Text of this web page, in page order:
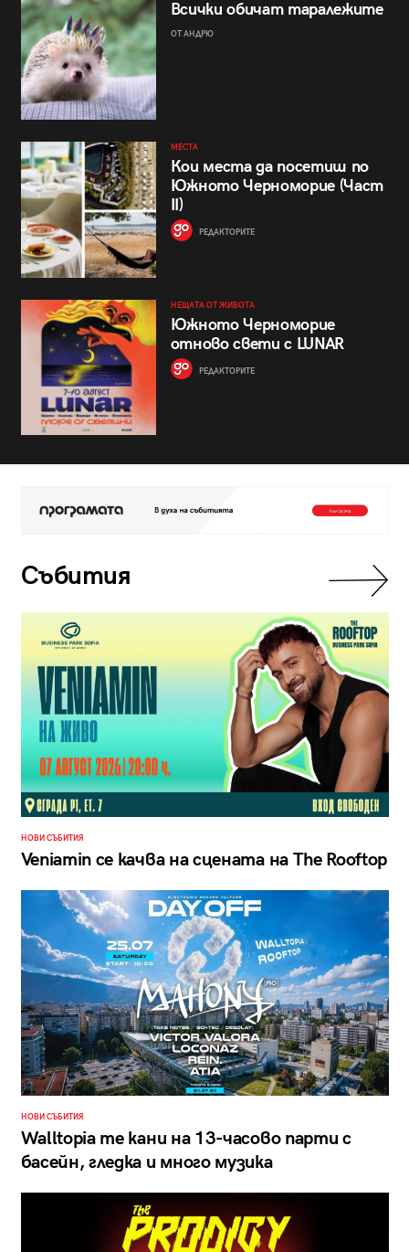
Всички обичат таралежите
ОТ АНДРЮ
МЕСТА
Кои места да посетиш по
Южното Черноморие (Част
II)
РЕДАКТОРИТЕ
НЕЩАТА ОТ ЖИВОТА
Южното Черноморие
отново свети с LUNAR
РЕДАКТОРИТЕ
Събития
НОВИ СЪБИТИЯ
Veniamin се качва на сцената на The Rooftop
НОВИ СЪБИТИЯ
Walltopia те кани на 13-часово парти с
басейн, гледка и много музика